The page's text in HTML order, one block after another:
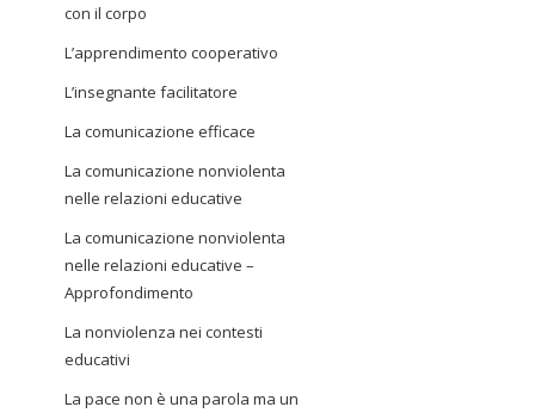
con il corpo
L’apprendimento cooperativo
L’insegnante facilitatore
La comunicazione efficace
La comunicazione nonviolenta
nelle relazioni educative
La comunicazione nonviolenta
nelle relazioni educative –
Approfondimento
La nonviolenza nei contesti
educativi
La pace non è una parola ma un